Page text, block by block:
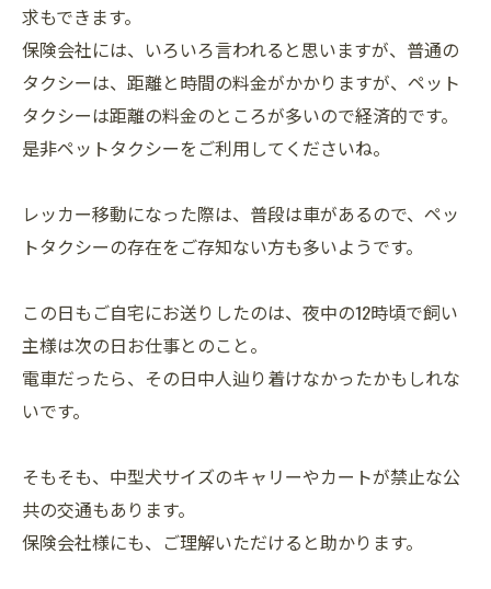
求もできます。
保険会社には、いろいろ言われると思いますが、普通の
タクシーは、距離と時間の料金がかかりますが、ペット
タクシーは距離の料金のところが多いので経済的です。
是非ペットタクシーをご利用してくださいね。
レッカー移動になった際は、普段は車があるので、ペッ
トタクシーの存在をご存知ない方も多いようです。
この日もご自宅にお送りしたのは、夜中の12時頃で飼い
主様は次の日お仕事とのこと。
電車だったら、その日中人辿り着けなかったかもしれな
いです。
そもそも、中型犬サイズのキャリーやカートが禁止な公
共の交通もあります。
保険会社様にも、ご理解いただけると助かります。